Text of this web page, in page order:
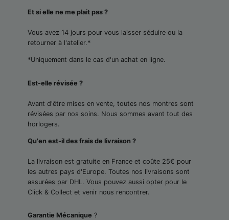
Et si elle ne me plait pas ?
Vous avez 14 jours pour vous laisser séduire ou la
retourner à l'atelier.*
*Uniquement dans le cas d'un achat en ligne.
Est-elle révisée ?
Avant d'être mises en vente, toutes nos montres sont
révisées par nos soins. Nous sommes avant tout des
horlogers.
Qu'en est-il des frais de livraison ?
La livraison est gratuite en France et coûte 25€ pour
les autres pays d'Europe. Toutes nos livraisons sont
assurées par DHL. Vous pouvez aussi opter pour le
Click & Collect et venir nous rencontrer.
Garantie Mécanique ?